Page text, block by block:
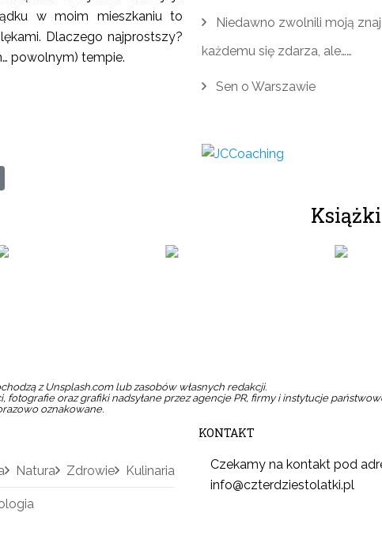
w moim mieszkaniu to
Dlaczego najprostszy?
powolnym) tempie.
w życiu, cz. II
z ludźmi, czy z psami?
Niedawno zwolnili moją
każdemu się zdarza, ale……
Sen o Warszawie
Książki
z Unsplash.com lub zasobów własnych redakcji.
oraz grafiki nadsyłane przez agencje PR, firmy i instytucje
oznakowane.
Natura Zdrowie Kulinaria
KONTAKT
Czekamy na kontakt pod
info@czterdziestolatki.pl